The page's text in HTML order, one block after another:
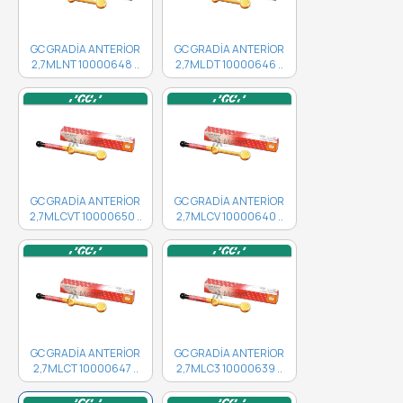
GC GRADİA ANTERİOR
2,7ML NT 10000648 ..
GC GRADİA ANTERİOR
2,7ML DT 10000646 ..
GC GRADİA ANTERİOR
2,7ML CVT 10000650 ..
GC GRADİA ANTERİOR
2,7ML CV 10000640 ..
GC GRADİA ANTERİOR
2,7ML CT 10000647 ..
GC GRADİA ANTERİOR
2,7ML C3 10000639 ..